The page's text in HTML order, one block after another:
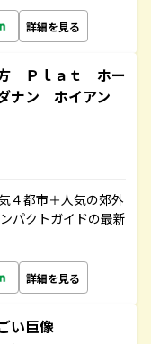
詳細を見る
Ｐｌａｔ ホー
ナン ホイアン
４都市＋人気の郊外
パクトガイドの最新
詳細を見る
い巨像